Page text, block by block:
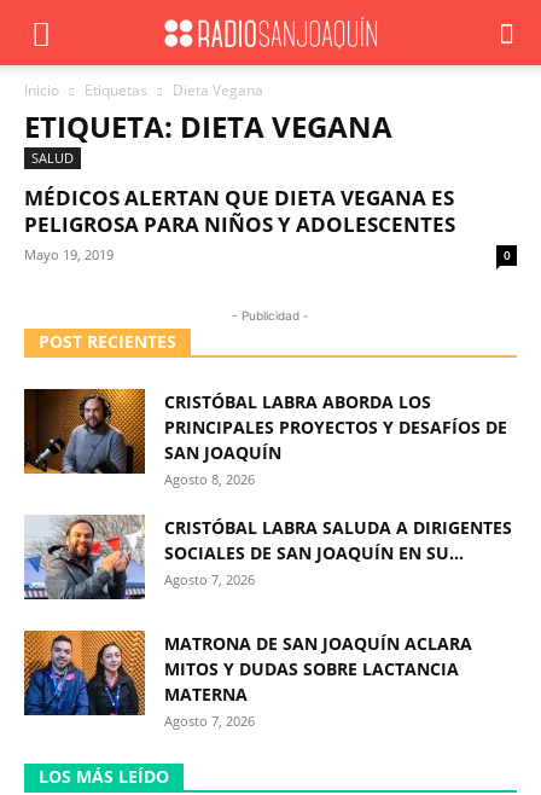
Inicio Etiquetas Dieta Vegana
ETIQUETA: DIETA VEGANA
SALUD
MÉDICOS ALERTAN QUE DIETA VEGANA ES
PELIGROSA PARA NIÑOS Y ADOLESCENTES
Mayo 19, 2019 0
- Publicidad -
POST RECIENTES
CRISTÓBAL LABRA ABORDA LOS
PRINCIPALES PROYECTOS Y DESAFÍOS DE
SAN JOAQUÍN
Agosto 8, 2026
CRISTÓBAL LABRA SALUDA A DIRIGENTES
SOCIALES DE SAN JOAQUÍN EN SU...
Agosto 7, 2026
MATRONA DE SAN JOAQUÍN ACLARA
MITOS Y DUDAS SOBRE LACTANCIA
MATERNA
Agosto 7, 2026
LOS MÁS LEÍDO